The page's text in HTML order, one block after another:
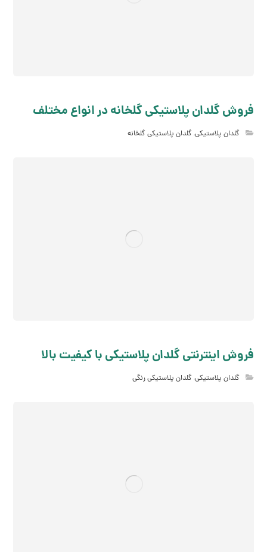
فروش گلدان پلاستیکی گلخانه در انواع مختلف
گلدان پلاستیکی,گلدان پلاستیکی گلخانه
فروش اینترنتی گلدان پلاستیکی با کیفیت بالا
گلدان پلاستیکی,گلدان پلاستیکی رنگی